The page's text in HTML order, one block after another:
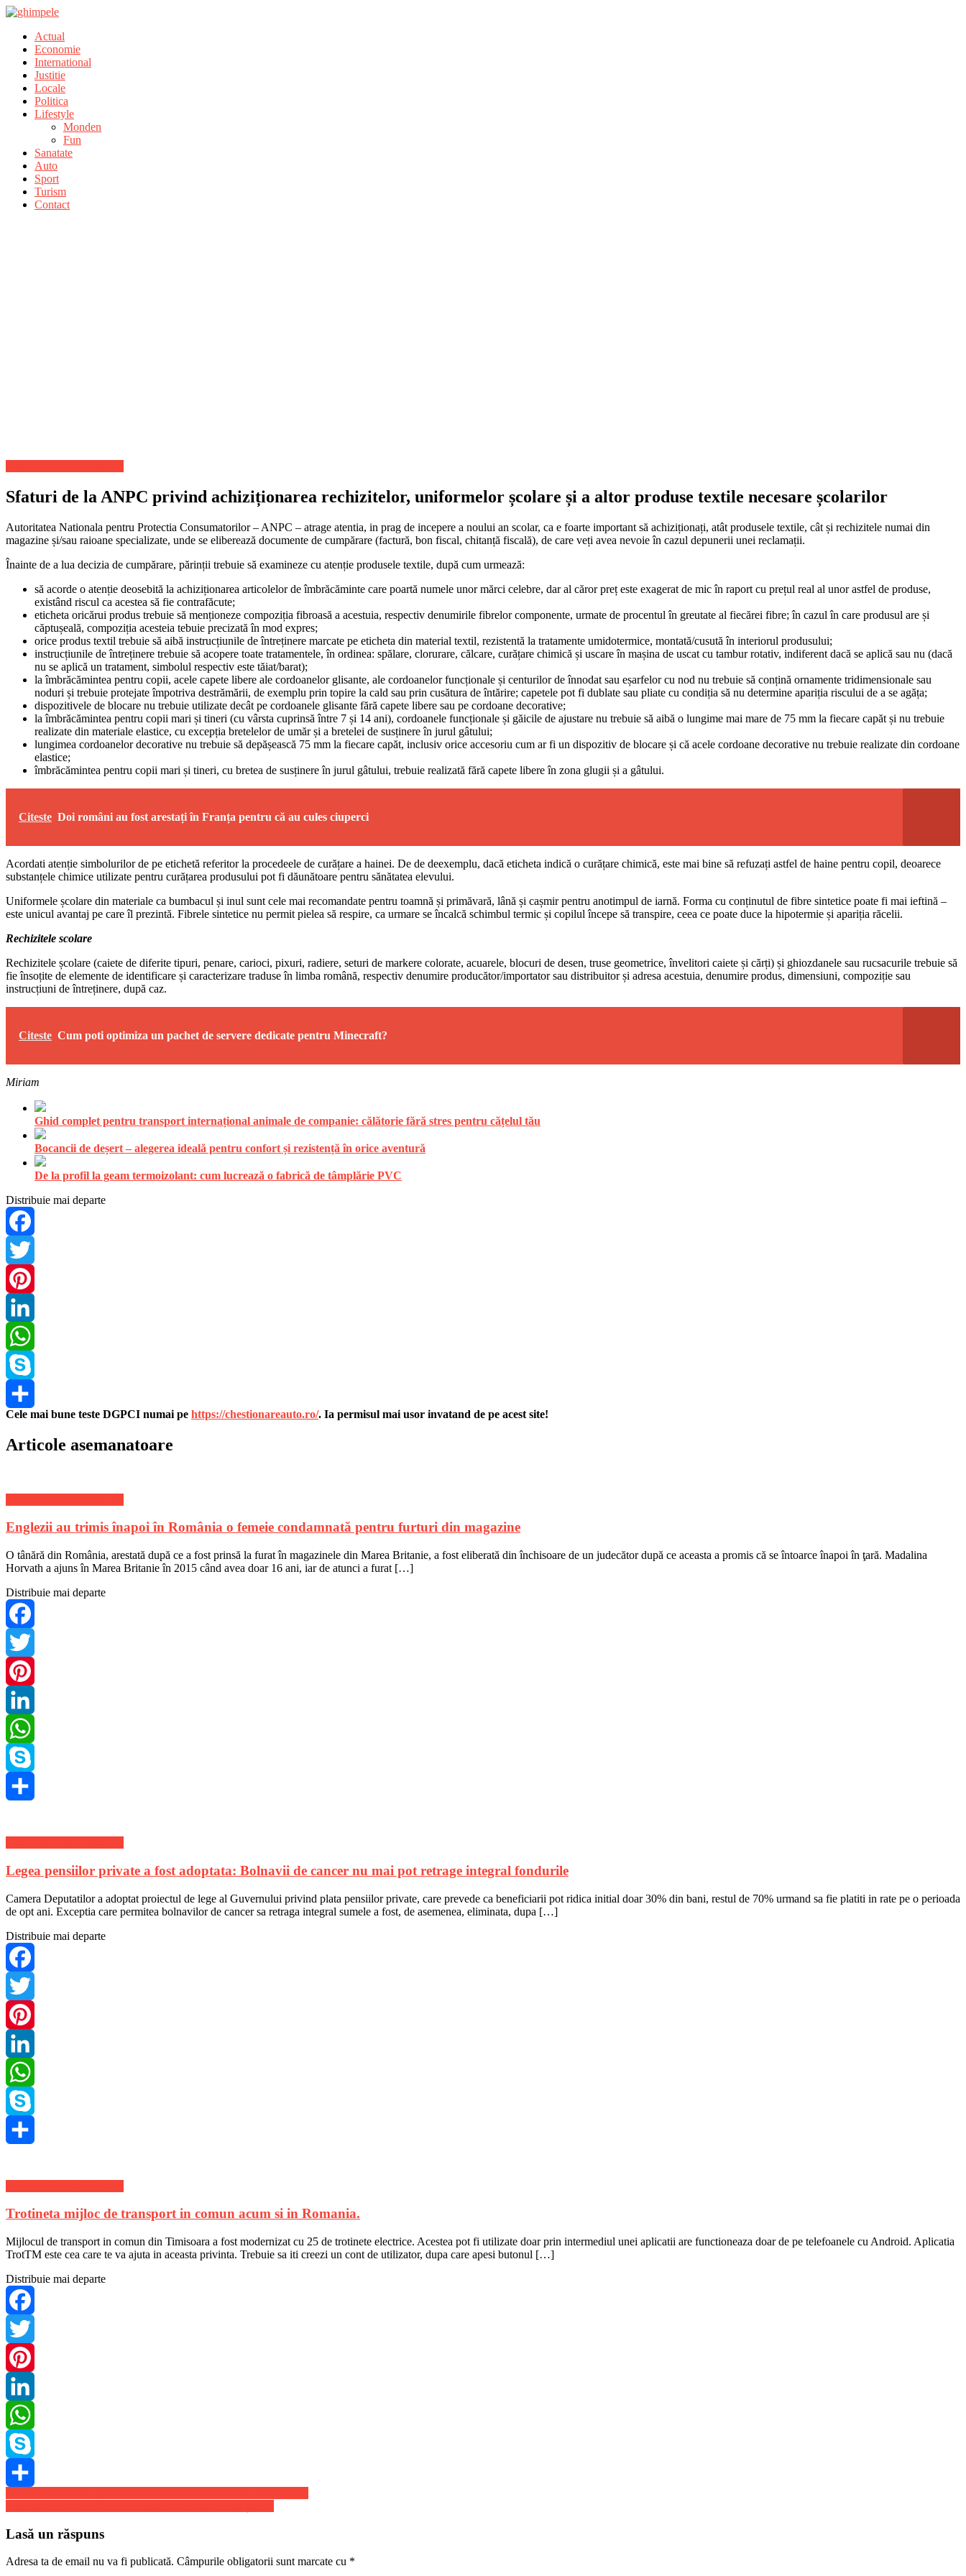
Actual
Economie
International
Justitie
Locale
Politica
Lifestyle
Monden
Fun
Sanatate
Auto
Sport
Turism
Contact
Sfaturi de la ANPC privind achiziționarea rechizitelor, uniformelor școlare și a altor produse textile necesare școlarilor
Autoritatea Nationala pentru Protectia Consumatorilor – ANPC – atrage atentia, in prag de incepere a noului an scolar, ca e foarte important să achiziționați, atât produsele textile, cât și rechizitele numai din
magazine și/sau raioane specializate, unde se eliberează documente de cumpărare (factură, bon fiscal, chitanță fiscală), de care veți avea nevoie în cazul depunerii unei reclamații.
Înainte de a lua decizia de cumpărare, părinții trebuie să examineze cu atenție produsele textile, după cum urmează:
să acorde o atenție deosebită la achiziționarea articolelor de îmbrăcăminte care poartă numele unor mărci celebre, dar al căror preț este exagerat de mic în raport cu prețul real al unor astfel de produse,
existând riscul ca acestea să fie contrafăcute;
eticheta oricărui produs trebuie să menționeze compoziția fibroasă a acestuia, respectiv denumirile fibrelor componente, urmate de procentul în greutate al fiecărei fibre; în cazul în care produsul are și
căptușeală, compoziția acesteia tebuie precizată în mod expres;
orice produs textil trebuie să aibă instrucțiunile de întreținere marcate pe eticheta din material textil, rezistentă la tratamente umidotermice, montată/cusută în interiorul produsului;
instrucțiunile de întreținere trebuie să acopere toate tratamentele, în ordinea: spălare, clorurare, călcare, curățare chimică și uscare în mașina de uscat cu tambur rotativ, indiferent dacă se aplică sau nu (dacă
nu se aplică un tratament, simbolul respectiv este tăiat/barat);
la îmbrăcămintea pentru copii, acele capete libere ale cordoanelor glisante, ale cordoanelor funcționale și centurilor de înnodat sau eșarfelor cu nod nu trebuie să conțină ornamente tridimensionale sau
noduri și trebuie protejate împotriva destrămării, de exemplu prin topire la cald sau prin cusătura de întărire; capetele pot fi dublate sau pliate cu condiția să nu determine apariția riscului de a se agăța;
dispozitivele de blocare nu trebuie utilizate decât pe cordoanele glisante fără capete libere sau pe cordoane decorative;
la îmbrăcămintea pentru copii mari și tineri (cu vârsta cuprinsă între 7 și 14 ani), cordoanele funcționale și găicile de ajustare nu trebuie să aibă o lungime mai mare de 75 mm la fiecare capăt și nu trebuie
realizate din materiale elastice, cu excepția bretelelor de umăr și a bretelei de susținere în jurul gâtului;
lungimea cordoanelor decorative nu trebuie să depășească 75 mm la fiecare capăt, inclusiv orice accesoriu cum ar fi un dispozitiv de blocare și că acele cordoane decorative nu trebuie realizate din cordoane
elastice;
îmbrăcămintea pentru copii mari și tineri, cu bretea de susținere în jurul gâtului, trebuie realizată fără capete libere în zona glugii și a gâtului.
Citeste Doi români au fost arestați în Franța pentru că au cules ciuperci
Acordati atenție simbolurilor de pe etichetă referitor la procedeele de curățare a hainei. De de deexemplu, dacă eticheta indică o curățare chimică, este mai bine să refuzați astfel de haine pentru copil, deoarece
substanțele chimice utilizate pentru curățarea produsului pot fi dăunătoare pentru sănătatea elevului.
Uniformele școlare din materiale ca bumbacul și inul sunt cele mai recomandate pentru toamnă și primăvară, lână și cașmir pentru anotimpul de iarnă. Forma cu conținutul de fibre sintetice poate fi mai ieftină –
este unicul avantaj pe care îl prezintă. Fibrele sintetice nu permit pielea să respire, ca urmare se încalcă schimbul termic și copilul începe să transpire, ceea ce poate duce la hipotermie și apariția răcelii.
Rechizitele scolare
Rechizitele școlare (caiete de diferite tipuri, penare, carioci, pixuri, radiere, seturi de markere colorate, acuarele, blocuri de desen, truse geometrice, învelitori caiete și cărți) și ghiozdanele sau rucsacurile trebuie să
fie însoțite de elemente de identificare și caracterizare traduse în limba română, respectiv denumire producător/importator sau distribuitor și adresa acestuia, denumire produs, dimensiuni, compoziție sau
instrucțiuni de întreținere, după caz.
Citeste Cum poti optimiza un pachet de servere dedicate pentru Minecraft?
Miriam
Ghid complet pentru transport internațional animale de companie: călătorie fără stres pentru cățelul tău
Bocancii de deșert – alegerea ideală pentru confort și rezistență în orice aventură
De la profil la geam termoizolant: cum lucrează o fabrică de tâmplărie PVC
Distribuie mai departe
Facebook
Twitter
Pinterest
LinkedIn
WhatsApp
Skype
Share
Cele mai bune teste DGPCI numai pe https://chestionareauto.ro/. Ia permisul mai usor invatand de pe acest site!
Articole asemanatoare
Englezii au trimis înapoi în România o femeie condamnată pentru furturi din magazine
O tânără din România, arestată după ce a fost prinsă la furat în magazinele din Marea Britanie, a fost eliberată din închisoare de un judecător după ce aceasta a promis că se întoarce înapoi în ţară. Madalina
Horvath a ajuns în Marea Britanie în 2015 când avea doar 16 ani, iar de atunci a furat […]
Distribuie mai departe
Facebook
Twitter
Pinterest
LinkedIn
WhatsApp
Skype
Legea pensiilor private a fost adoptata: Bolnavii de cancer nu mai pot retrage integral fondurile
Camera Deputatilor a adoptat proiectul de lege al Guvernului privind plata pensiilor private, care prevede ca beneficiarii pot ridica initial doar 30% din bani, restul de 70% urmand sa fie platiti in rate pe o perioada
de opt ani. Exceptia care permitea bolnavilor de cancer sa retraga integral sumele a fost, de asemenea, eliminata, dupa […]
Distribuie mai departe
Facebook
Twitter
Pinterest
LinkedIn
WhatsApp
Skype
Trotineta mijloc de transport in comun acum si in Romania.
Mijlocul de transport in comun din Timisoara a fost modernizat cu 25 de trotinete electrice. Acestea pot fi utilizate doar prin intermediul unei aplicatii are functioneaza doar de pe telefoanele cu Android. Aplicatia
TrotTM este cea care te va ajuta in aceasta privinta. Trebuie sa iti creezi un cont de utilizator, dupa care apesi butonul […]
Distribuie mai departe
Facebook
Twitter
Pinterest
LinkedIn
WhatsApp
Skype
Share
Navigare
în
articole
Lasă un răspuns
Adresa ta de email nu va fi publicată. Câmpurile obligatorii sunt marcate cu *